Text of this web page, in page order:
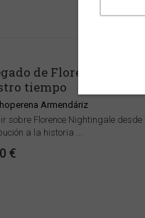
de Florence
tiempo
Armendáriz
sobre Florence Nightingale
a la historia ...
€